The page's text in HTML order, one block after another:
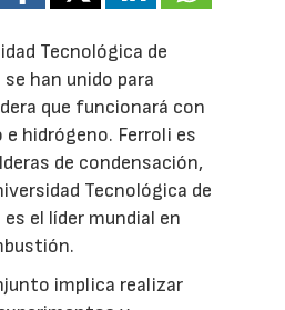
Tecnológica de
han unido para
que funcionará con
hidrógeno. Ferroli es
de condensación,
Tecnológica de
el líder mundial en
implica realizar